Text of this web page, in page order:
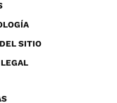
SITIO